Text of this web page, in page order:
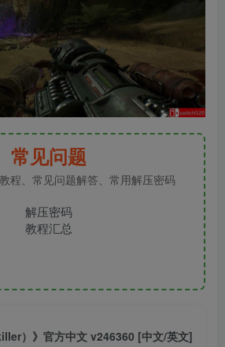
常见问题
程、常见问题解答、常用解压密码
解压密码
教程汇总
）》官方中文 v246360 [中文/英文]